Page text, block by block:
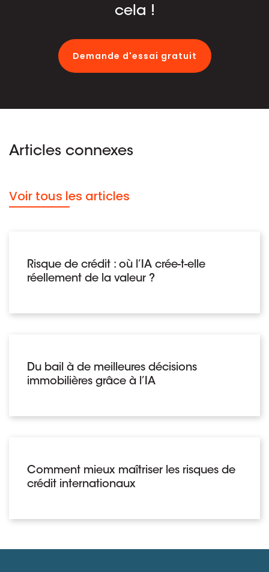
cela !
Demande d'essai gratuit
Articles connexes
Voir tous les articles
Risque de crédit : où l’IA crée-t-elle
réellement de la valeur ?
Du bail à de meilleures décisions
immobilières grâce à l’IA
Comment mieux maîtriser les risques de
crédit internationaux